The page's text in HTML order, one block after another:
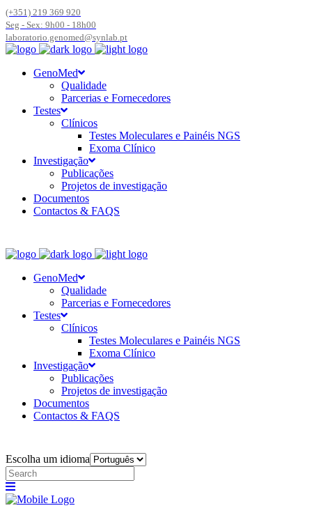
(+351) 219 369 920
Seg - Sex: 9h00 - 18h00
laboratorio.genomed@synlab.pt
GenoMed
Qualidade
Parcerias e Fornecedores
Testes
Clínicos
Testes Moleculares e Painéis NGS
Exoma Clínico
Investigação
Publicações
Projetos de investigação
Documentos
Contactos & FAQS
GenoMed
Qualidade
Parcerias e Fornecedores
Testes
Clínicos
Testes Moleculares e Painéis NGS
Exoma Clínico
Investigação
Publicações
Projetos de investigação
Documentos
Contactos & FAQS
Escolha um idioma